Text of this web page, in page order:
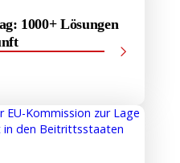
1000+ Lösungen